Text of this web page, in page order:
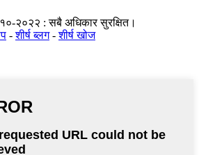
२०२२ : सबै अधिकार सुरक्षित।
-शीर्ष ब्लग-शीर्ष खोज